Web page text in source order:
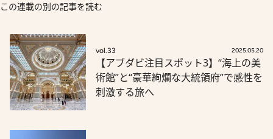
この連載の別の記事を読む
vol.33 2025.05.20
【アブダビ注目スポット3】“海上の美
術館”と“豪華絢爛な大統領府”で感性を
刺激する旅へ